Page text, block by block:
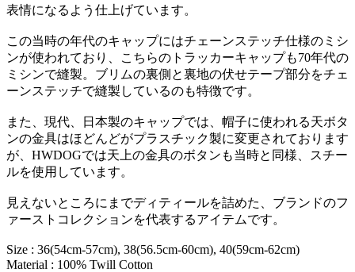
表情になるよう仕上げています。
この当時の年代のキャップにはチェーンステッチ仕様のミシ
ンが使われており、こちらのトラッカーキャップも70年代の
ミシンで縫製。ブリムの裏側と裏地の伏せテープ部分をチェ
ーンステッチで縫製しているのも特徴です。
また、現代、日本製のキャップでは、帽子に使われる天ボタ
ンの金具はほどんどがプラスチック製に変更されております
が、HWDOGでは天上の金具のボタンも当時と同様、スチー
ルを使用しています。
見えないところにまでディティールを詰めた、ブランドのフ
ァーストコレクションを代表するアイテムです。
Size : 36(54cm-57cm), 38(56.5cm-60cm), 40(59cm-62cm)
Material : 100% Twill Cotton ㅤㅤㅤㅤㅤㅤㅤ